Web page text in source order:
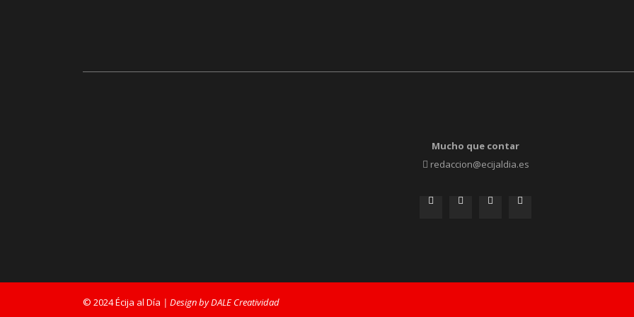
Mucho que contar
redaccion@ecijaldia.es
© 2024 Écija al Día | Design by DALE Creatividad